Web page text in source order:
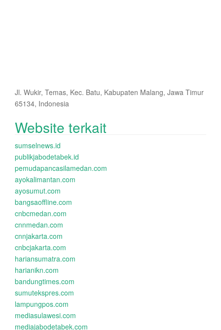
Jl. Wukir, Temas, Kec. Batu, Kabupaten Malang, Jawa Timur
65134, Indonesia
Website terkait
sumselnews.id
publikjabodetabek.id
pemudapancasilamedan.com
ayokalimantan.com
ayosumut.com
bangsaoffline.com
cnbcmedan.com
cnnmedan.com
cnnjakarta.com
cnbcjakarta.com
hariansumatra.com
harianikn.com
bandungtimes.com
sumutekspres.com
lampungpos.com
mediasulawesi.com
mediajabodetabek.com